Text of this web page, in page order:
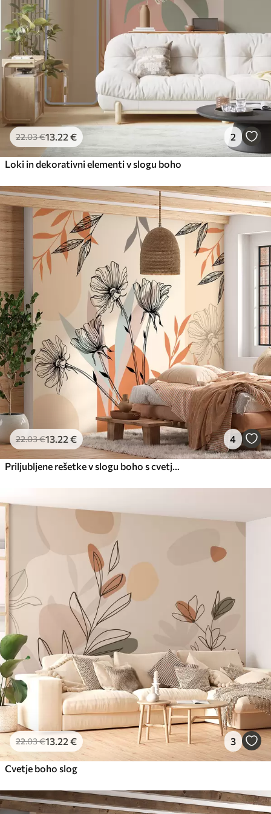
Premium vinil
65.0039.00
Peel and Stick
81.67 .00
22.03€13 .22 € 2
Loki in dekorativni elementi v slogu boho
22.03€13 .22 € 4
22.03€13 .22 € 3
Cvetje boho slog